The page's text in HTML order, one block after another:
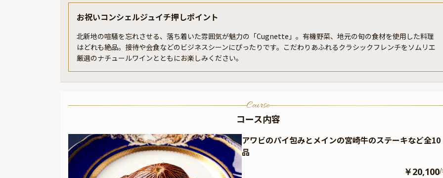
お祝いコンシェルジュイチ押しポイント
北新地の喧騒を忘れさせる、落ち着いた雰囲気が魅力の「Cugnette」。有機野菜、地元の旬の食材を使用した料理
はどれも絶品。接待や会食などのビジネスシーンにぴったりです。こだわりあふれるクラシックフレンチをソムリエ
厳選のナチュールワインとともにお楽しみください。
Course
コース内容
アワビのパイ包みとメインの宮崎牛のステーキなど全10
品
￥20,100/